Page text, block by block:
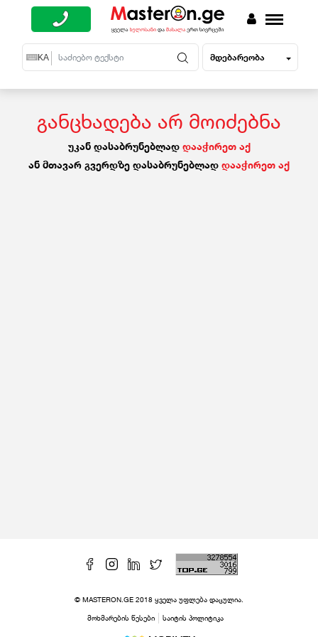
EN KA RU მდებარეობა
განცხადება არ მოიძებნა
უკან დასაბრუნებლად დააჭირეთ აქ
ან მთავარ გვერდზე დასაბრუნებლად დააჭირეთ აქ
© MASTERON.GE 2018 ყველა უფლება დაცულია.
მოხმარების წესები საიტის პოლიტიკა